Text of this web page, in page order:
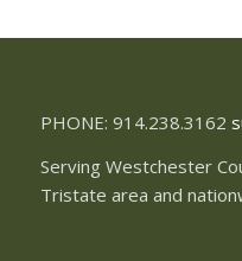
PHONE: 914.238.3162
Serving Westchester
Tristate area and